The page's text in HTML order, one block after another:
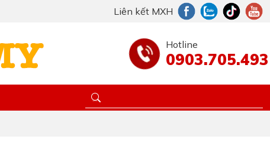
Liên kết MXH
Hotline
0903.705.493